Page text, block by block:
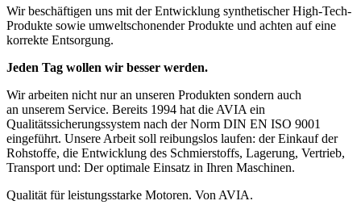
Wir beschäftigen uns mit der Entwicklung synthetischer High-Tech-
Produkte sowie umweltschonender Produkte und achten auf eine
korrekte Entsorgung.
Jeden Tag wollen wir besser werden.
Wir arbeiten nicht nur an unseren Produkten sondern auch
an unserem Service. Bereits 1994 hat die AVIA ein
Qualitätssicherungssystem nach der Norm DIN EN ISO 9001
eingeführt. Unsere Arbeit soll reibungslos laufen: der Einkauf der
Rohstoffe, die Entwicklung des Schmierstoffs, Lagerung, Vertrieb,
Transport und: Der optimale Einsatz in Ihren Maschinen.
Qualität für leistungsstarke Motoren. Von AVIA.